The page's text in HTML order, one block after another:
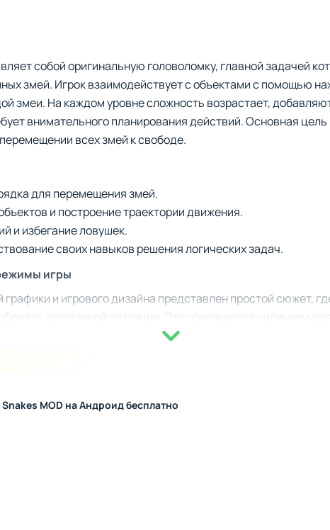
собой оригинальную головоломку, главной задачей
змей. Игрок взаимодействует с объектами с помощью
змеи. На каждом уровне сложность возрастает,
внимательного планирования действий. Основная
всех змей к свободе.
для перемещения змей.
и построение траектории движения.
и избегание ловушек.
своих навыков решения логических задач.
игры
и игрового дизайна представлен простой сюжет,
запутанной ситуации. Это усиливается наличием
испытаний. Игроки могут сменять образы змей, а
и развитияMOD на Андроид бесплатно